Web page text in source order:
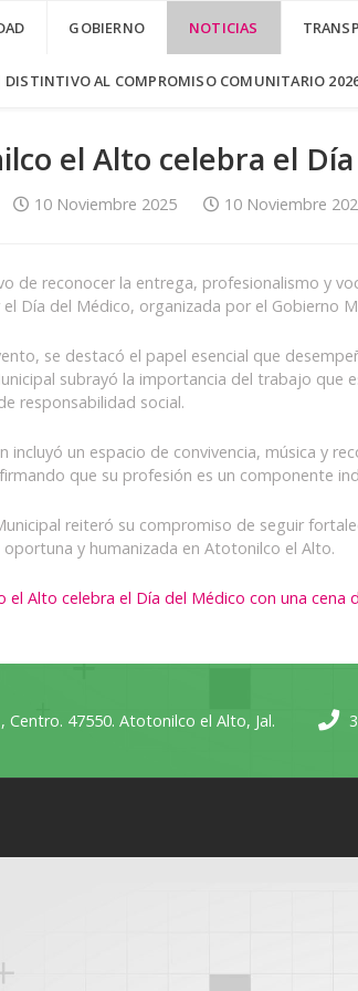
GOBIERNO NOTICIAS
DISTINTIVO AL COMPROMISO COMUNITARIO
el Alto celebra el
10 Noviembre 2025 10 Noviembre
de reconocer la entrega, profesionalismo y
el Día del Médico, organizada por el Gobierno
se destacó el papel esencial que
subrayó la importancia del trabajo que
responsabilidad social.
incluyó un espacio de convivencia, música y
que su profesión es un componente
reiteró su compromiso de seguir
oportuna y humanizada en Atotonilco el Alto.
el Alto celebra el Día del Médico con una cena
Centro. 47550. Atotonilco el Alto, Jal.